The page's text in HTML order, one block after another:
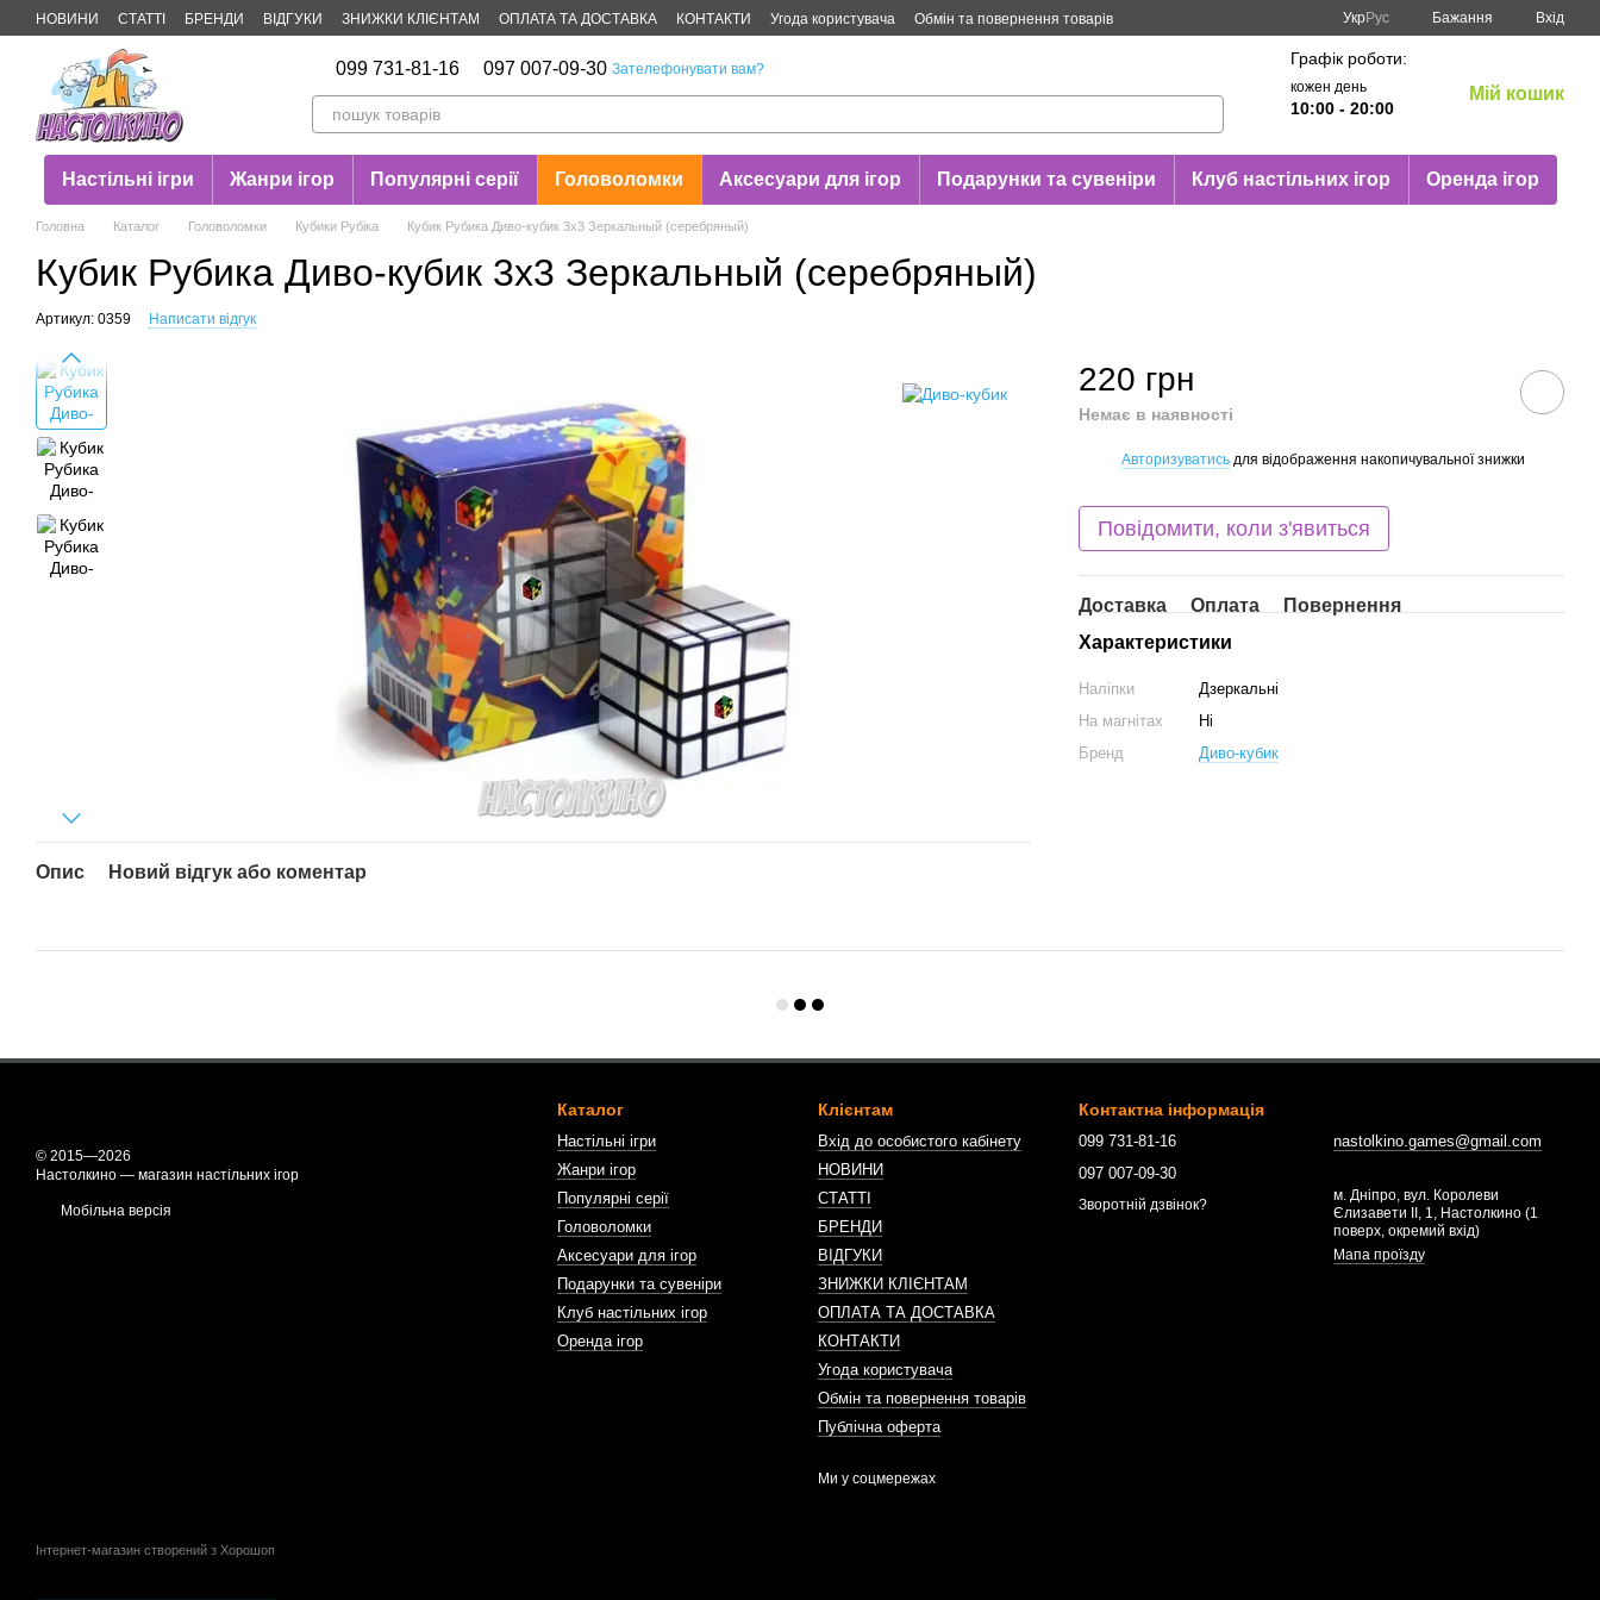
Перейти до основного контенту
НОВИНИ СТАТТІ БРЕНДИ ВІДГУКИ ЗНИЖКИ КЛІЄНТАМ ОПЛАТА ТА ДОСТАВКА КОНТАКТИ Угода користувача
Обмін та повернення товарів
УкрРус Бажання Вхід
099 731-81-16 097 007-09-30 Зателефонувати вам?
Графік роботи:
кожен день
10:00 - 20:00
Мій кошик
Настільні ігри Жанри ігор Популярні серії Головоломки Аксесуари для ігор Подарунки та сувеніри Клуб настільних ігор Оренда ігор
Головна Каталог Головоломки Кубики Рубіка Кубик Рубика Диво-кубик 3х3 Зеркальный (серебряный)
Кубик Рубика Диво-кубик 3х3 Зеркальный (серебряный)
Артикул: 0359 Написати відгук
Опис Новий відгук або коментар
220 грн
Немає в наявності
Авторизуватись для відображення накопичувальної знижки
Повідомити, коли з'явиться
Доставка Оплата
Повернення
Характеристики
Наліпки
Дзеркальні
На магнітах
Ні
Бренд
Диво-кубик
© 2015—2026
Настолкино — магазин настільних ігор
Мобільна версія
Інтернет-магазин створений з Хорошоп
Каталог
Настільні ігри
Жанри ігор
Популярні серії
Головоломки
Аксесуари для ігор
Подарунки та сувеніри
Клуб настільних ігор
Оренда ігор
Клієнтам
Вхід до особистого кабінету
НОВИНИ
СТАТТІ
БРЕНДИ
ВІДГУКИ
ЗНИЖКИ КЛІЄНТАМ
ОПЛАТА ТА ДОСТАВКА
КОНТАКТИ
Угода користувача
Обмін та повернення товарів
Публічна оферта
Ми у соцмережах
Контактна інформація
099 731-81-16
097 007-09-30
Зворотній дзвінок?
nastolkino.games@gmail.com
м. Дніпро, вул. Королеви
Єлизавети ІІ, 1, Настолкино (1
поверх, окремий вхід)
Мапа проїзду